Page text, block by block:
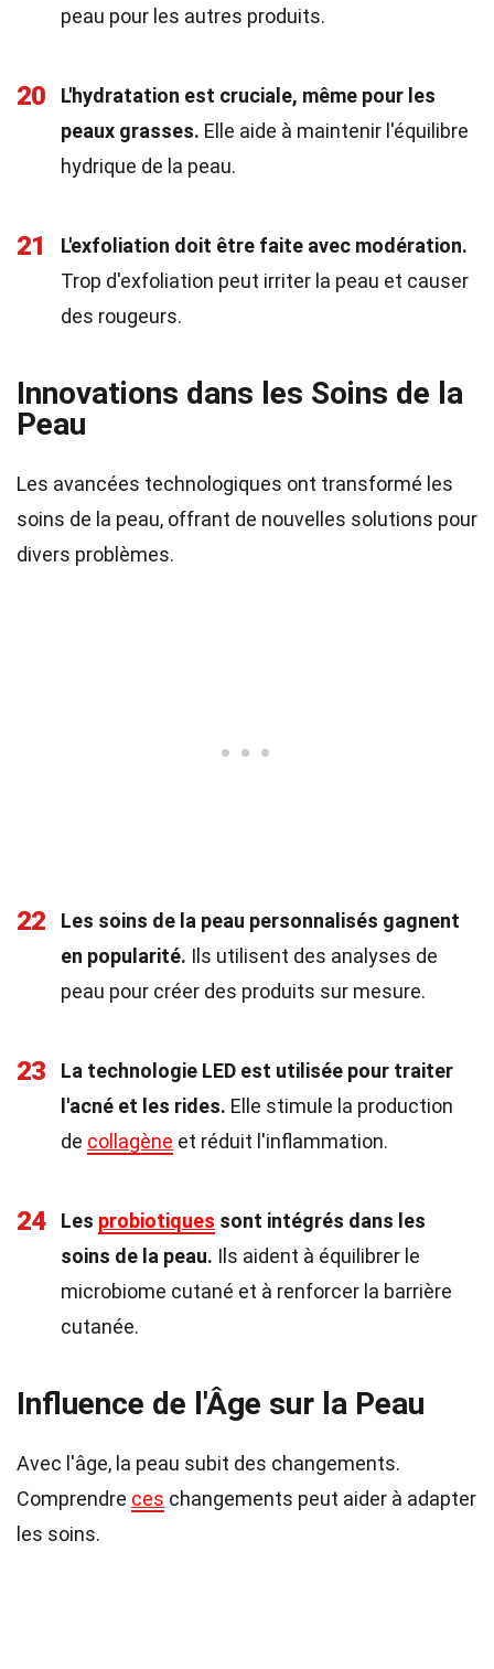
peau pour les autres produits.
20
L'hydratation est cruciale, même pour les
peaux grasses. Elle aide à maintenir l'équilibre
hydrique de la peau.
21
L'exfoliation doit être faite avec modération.
Trop d'exfoliation peut irriter la peau et causer
des rougeurs.
Innovations dans les Soins de la
Peau
Les avancées technologiques ont transformé les
soins de la peau, offrant de nouvelles solutions pour
divers problèmes.
22
Les soins de la peau personnalisés gagnent
en popularité. Ils utilisent des analyses de
peau pour créer des produits sur mesure.
23
La technologie LED est utilisée pour traiter
l'acné et les rides. Elle stimule la production
de collagène et réduit l'inflammation.
24 Les probiotiques sont intégrés dans les
soins de la peau. Ils aident à équilibrer le
microbiome cutané et à renforcer la barrière
cutanée.
Influence de l'Âge sur la Peau
Avec l'âge, la peau subit des changements.
Comprendre ces changements peut aider à adapter
les soins.